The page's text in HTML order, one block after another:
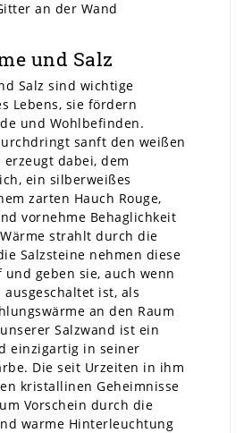
an der Wand
und Salz
Salz sind wichtige
Lebens, sie fördern
und Wohlbefinden.
sanft den weißen
dabei, dem
ein silberweißes
zarten Hauch Rouge,
vornehme Behaglichkeit
strahlt durch die
Salzsteine nehmen diese
geben sie, auch wenn
ausgeschaltet ist, als
an den Raum
Salzwand ist ein
einzigartig in seiner
Die seit Urzeiten in ihm
kristallinen Geheimnisse
Vorschein durch die
warme Hinterleuchtung